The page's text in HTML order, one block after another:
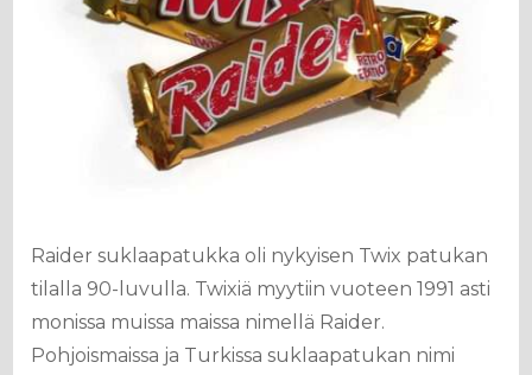
Raider suklaapatukka oli nykyisen Twix patukan
tilalla 90-luvulla. Twixiä myytiin vuoteen 1991 asti
monissa muissa maissa nimellä Raider.
Pohjoismaissa ja Turkissa suklaapatukan nimi